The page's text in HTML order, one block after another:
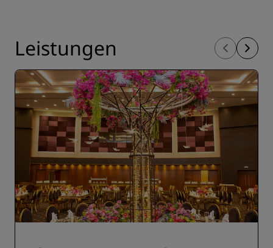
Leistungen